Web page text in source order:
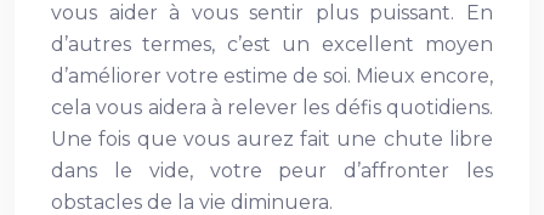
vous aider à vous sentir plus puissant. En
d’autres termes, c’est un excellent moyen
d’améliorer votre estime de soi. Mieux encore,
cela vous aidera à relever les défis quotidiens.
Une fois que vous aurez fait une chute libre
dans le vide, votre peur d’affronter les
obstacles de la vie diminuera.